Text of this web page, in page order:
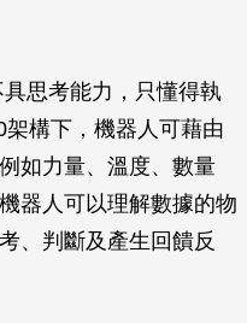
思考能力，只懂得執
構下，機器人可藉由
如力量、溫度、數量
器人可以理解數據的物
、判斷及產生回饋反